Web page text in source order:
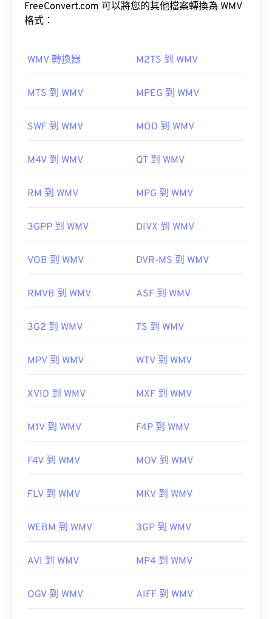
預設情況下，AIFF 檔案會在Windows Media Player
或iTunes
請注意，如果您使用的是 Android 或非 Apple 設
啟。
開發者： 蘋果
實用連結：
https://en.wikipedia.org/wiki/
2619569
格式中。
如何開啟 WMV 檔案？
ASF）檔案。
WMV 也很容易轉換為其他影片檔案格式。但是，請
HandBrake
初始發佈時間：
相關連結：
https://en.wikipedia.org/wiki/
FreeConvert.com 可以將您的其他檔案轉換為 WMV
格式：
WMV 轉換器 M2TS 到 WMV
MTS 到 WMV MPEG 到 WMV
SWF 到 WMV MOD 到 WMV
M4V 到 WMV QT 到 WMV
RM 到 WMV MPG 到 WMV
3GPP 到 WMV DIVX 到 WMV
VOB 到 WMV DVR-MS 到 WMV
RMVB 到 WMV ASF 到 WMV
3G2 到 WMV TS 到 WMV
MPV 到 WMV WTV 到 WMV
XVID 到 WMV MXF 到 WMV
M1V 到 WMV F4P 到 WMV
F4V 到 WMV MOV 到 WMV
FLV 到 WMV MKV 到 WMV
WEBM 到 WMV 3GP 到 WMV
AVI 到 WMV MP4 到 WMV
OGV 到 WMV AIFF 到 WMV